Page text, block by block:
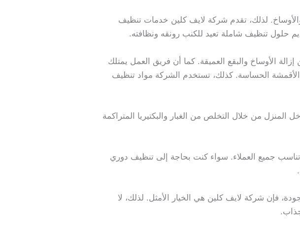
لذلك، تقدم شركة لايف كلين خدمات تنظيف
حلول تنظيف شاملة تعيد للكنب رونقه ونظافته.
الأوساخ والبقع العميقة. كما أن فريق العمل يمتلك
الأقمشة الحساسة. كذلك، تستخدم الشركة مواد تنظيف
من خلال التخلص من الغبار والبكتيريا المتراكمة
جميع العملاء. سواء كنت بحاجة إلى تنظيف دوري
فإن شركة لايف كلين هي الخيار الأمثل. لذلك، لا